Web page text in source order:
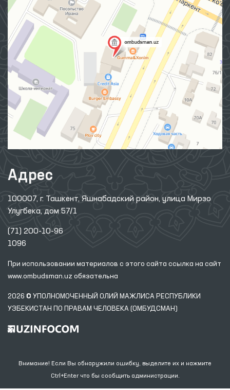
Адрес
100007, г. Ташкент, Яшнабадский район, улица Мирзо
Улугбека, дом 57/1
(71) 200-10-96
1096
При использовании материалов с этого сайта ссылка на сайт
www.ombudsman.uz обязательна
2026 © УПОЛНОМОЧЕННЫЙ ОЛИЙ МАЖЛИСА РЕСПУБЛИКИ
УЗБЕКИСТАН ПО ПРАВАМ ЧЕЛОВЕКА (ОМБУДСМАН)
Внимание! Если Вы обнаружили ошибку, выделите их и нажмите
Ctrl+Enter что бы сообщить администрации.